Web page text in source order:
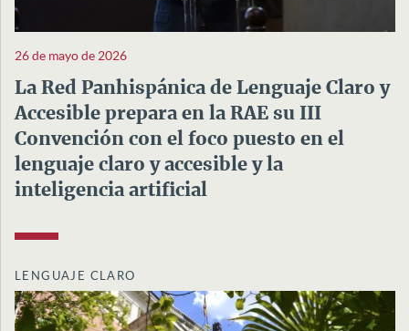
26 de mayo de 2026
La Red Panhispánica de Lenguaje Claro y
Accesible prepara en la RAE su III
Convención con el foco puesto en el
lenguaje claro y accesible y la
inteligencia artificial
LENGUAJE CLARO